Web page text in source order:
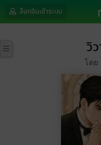
ล็อกอินเข้าระบบ
วิ
โดย